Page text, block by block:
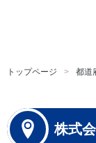
トップページ 都道
株式